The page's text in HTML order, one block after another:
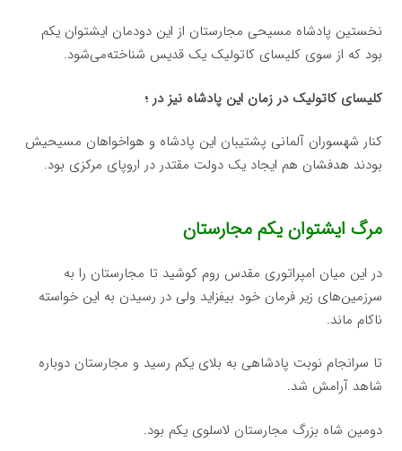
نخستین پادشاه مسیحی مجارستان از این دودمان ایشتوان یکم
بود که از سوی کلیسای کاتولیک یک قدیس شناخته‌می‌شود.
کلیسای کاتولیک در زمان این پادشاه نیز در ؛
کنار شهسوران آلمانی پشتیبان این پادشاه و هواخواهان مسیحیش
بودند هدفشان هم ایجاد یک دولت مقتدر در اروپای مرکزی بود.
مرگ ایشتوان یکم مجارستان
در این میان امپراتوری مقدس روم کوشید تا مجارستان را به
سرزمین‌های زیر فرمان خود بیفزاید ولی در رسیدن به این خواسته
ناکام ماند.
تا سرانجام نوبت پادشاهی به بلای یکم رسید و مجارستان دوباره
شاهد آرامش شد.
دومین شاه بزرگ مجارستان لاسلوی یکم بود.